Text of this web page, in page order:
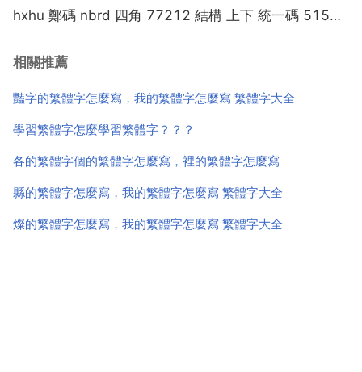
hxhu 鄭碼 nbrd 四角 77212 結構 上下 統一碼 5152
人 多指青年男子 男兒。兒女情...
相關推薦
豔字的繁體字怎麼寫，我的繁體字怎麼寫 繁體字大全
學習繁體字怎麼學習繁體字？？？
各的繁體字個的繁體字怎麼寫，裡的繁體字怎麼寫
縣的繁體字怎麼寫，我的繁體字怎麼寫 繁體字大全
燦的繁體字怎麼寫，我的繁體字怎麼寫 繁體字大全